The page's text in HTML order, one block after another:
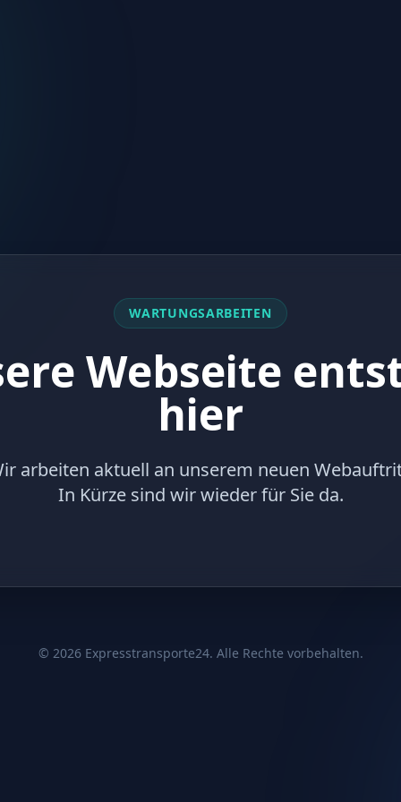
WARTUNGSARBEITEN
Webseite
hier
arbeiten aktuell an unserem neuen
In Kürze sind wir wieder für Sie da.
© 2026Expresstransporte24. Alle Rechte vorbehalten.